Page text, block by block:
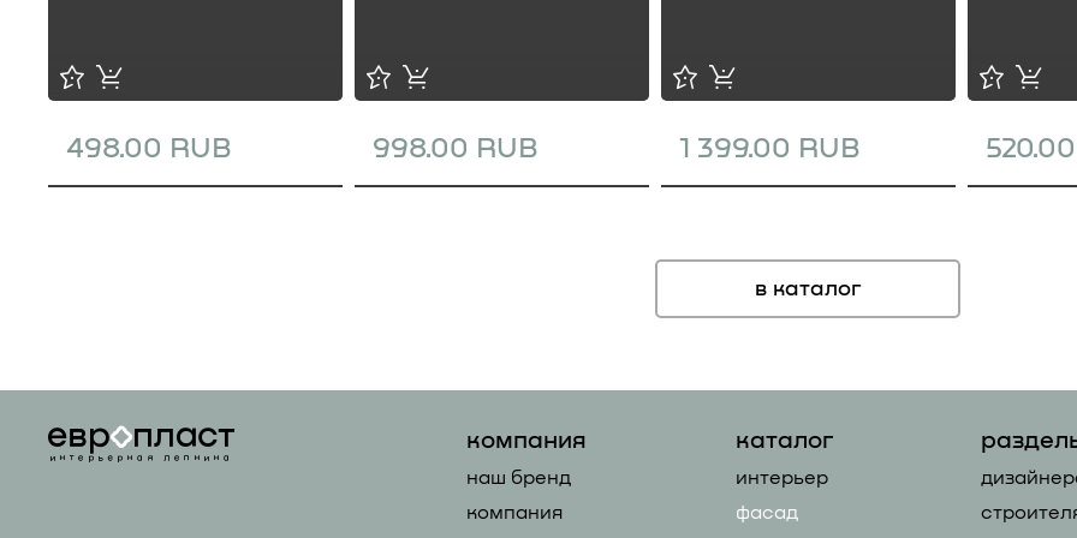
498.00 RUB 998.00 RUB 1 399.00 RUB
в каталог
компания
наш бренд
компания
каталог
интерьер
фасад